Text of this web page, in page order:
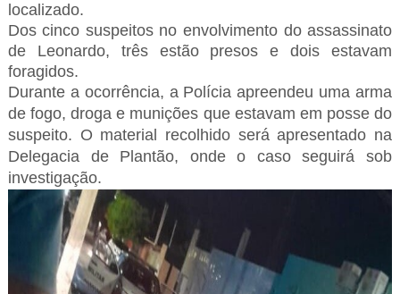
localizado.
Dos cinco suspeitos no envolvimento do assassinato
de Leonardo, três estão presos e dois estavam
foragidos.
Durante a ocorrência, a Polícia apreendeu uma arma
de fogo, droga e munições que estavam em posse do
suspeito. O material recolhido será apresentado na
Delegacia de Plantão, onde o caso seguirá sob
investigação.